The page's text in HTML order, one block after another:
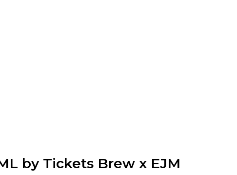
by Tickets Brew x EJM